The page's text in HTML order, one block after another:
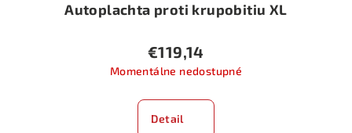
Autoplachta proti krupobitiu XL
€119,14
Momentálne nedostupné
Detail